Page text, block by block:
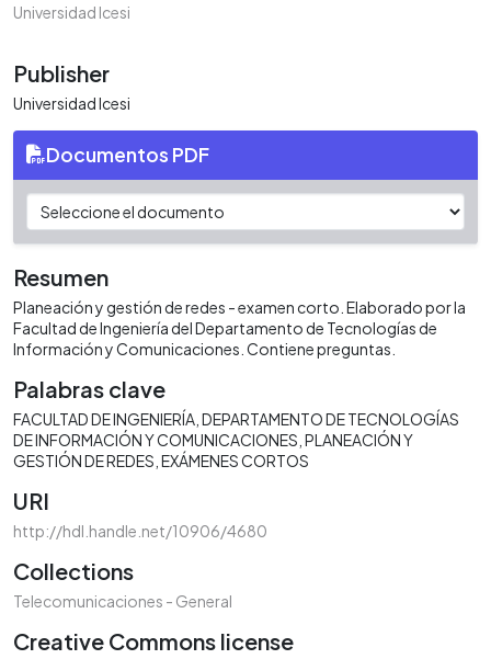
Universidad Icesi
Publisher
Universidad Icesi
Documentos PDF
Resumen
Planeación y gestión de redes - examen corto. Elaborado por la
Facultad de Ingeniería del Departamento de Tecnologías de
Información y Comunicaciones. Contiene preguntas.
Palabras clave
FACULTAD DE INGENIERÍA DEPARTAMENTO DE TECNOLOGÍAS
DE INFORMACIÓN Y COMUNICACIONES PLANEACIÓN Y
GESTIÓN DE REDES EXÁMENES CORTOS
URI
http://hdl.handle.net/10906/4680
Collections
Telecomunicaciones - General
Creative Commons license